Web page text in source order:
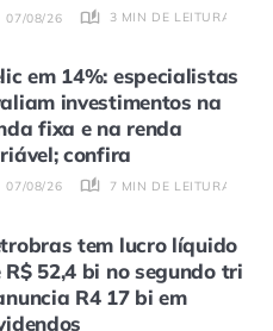
07/08/26 3 MIN DE LEITURA
em 14%: especialistas
investimentos na
fixa e na renda
confira
07/08/26 7 MIN DE LEITURA
tem lucro líquido
R$ 52,4 bi no segundo tri
R4 17 bi em